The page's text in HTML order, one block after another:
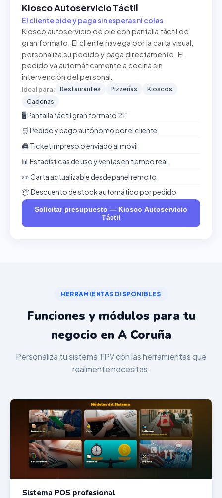
Kiosco Autoservicio Táctil
El cliente pide y paga sin esperas ni colas
Kiosco autoservicio de pie con pantalla táctil de
gran formato. El cliente navega por la carta visual,
personaliza su pedido y paga directamente. El
pedido va automáticamente a cocina sin
intervención del personal.
Ideal para: Restaurantes Pizzerías
Kioscos
Cadenas
🖥️ Pantalla táctil gran formato 21"
🛒 Pedido y pago autónomo por el cliente
🖨️ Ticket impreso o enviado al móvil
📊 Estadísticas de uso y ventas en tiempo real
✏️ Carta actualizable desde panel remoto
📦 Descuento de stock automático por pedido
Solicitar presupuesto — Kiosco Autoservicio
Táctil
HERRAMIENTAS DISPONIBLES
Funciones y módulos para tu
negocio en A Coruña
Personaliza tu sistema TPV con las herramientas que
realmente necesitas.
Sistema POS profesional